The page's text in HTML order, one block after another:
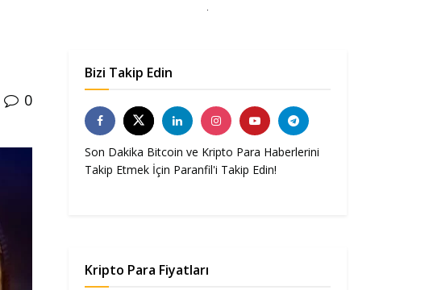
0
Bizi Takip Edin
Son Dakika Bitcoin ve Kripto Para Haberlerini
Takip Etmek İçin Paranfil'i Takip Edin!
Kripto Para Fiyatları